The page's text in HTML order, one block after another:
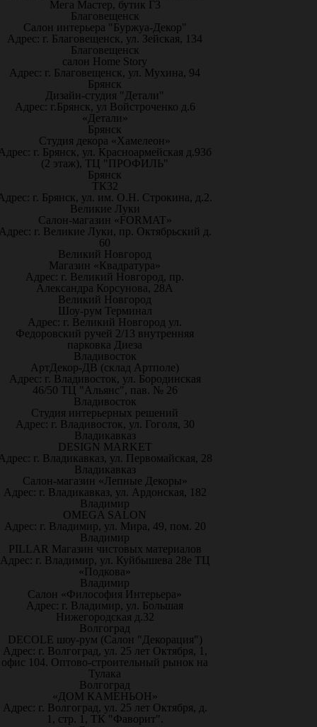
Мега Мастер, бутик Г3
Благовещенск
Салон интерьера "Буржуа-Декор"
Адрес: г. Благовещенск, ул. Зейская, 134
Благовещенск
салон Home Story
Адрес: г. Благовещенск, ул. Мухина, 94
Брянск
Дизайн-студия "Детали"
Адрес: г.Брянск, ул Войстроченко д.6
«Детали»
Брянск
Студия декора «Хамелеон»
г. Брянск, ул. Красноармейская д.93б
(2 этаж), ТЦ "ПРОФИЛЬ"
Брянск
ТК32
г. Брянск, ул. им. О.Н. Строкина, д.2.
Великие Луки
Салон-магазин «FORMAT»
г. Великие Луки, пр. Октябрьский д.
60
Великий Новгород
Магазин «Квадратура»
Адрес: г. Великий Новгород, пр.
Александра Корсунова, 28А
Великий Новгород
Шоу-рум Терминал
Адрес: г. Великий Новгород ул.
Федоровский ручей 2/13 внутренняя
парковка Диеза
Владивосток
АртДекор-ДВ (склад Артполе)
Адрес: г. Владивосток, ул. Бородинская
46/50 ТЦ "Альянс", пав. № 26
Владивосток
Студия интерьерных решений
Адрес: г. Владивосток, ул. Гоголя, 30
Владикавказ
DESIGN MARKET
г. Владикавказ, ул. Первомайская, 28
Владикавказ
Салон-магазин «Лепные Декоры»
Адрес: г. Владикавказ, ул. Ардонская, 182
Владимир
OMEGA SALON
Адрес: г. Владимир, ул. Мира, 49, пом. 20
Владимир
PILLAR Магазин чистовых материалов
Адрес: г. Владимир, ул. Куйбышева 28е ТЦ
«Подкова»
Владимир
Салон «Философия Интерьера»
Адрес: г. Владимир, ул. Большая
Нижегородская д.32
Волгоград
DECOLE шоу-рум (Салон "Декорация")
Адрес: г. Волгоград, ул. 25 лет Октября, 1,
офис 104. Оптово-строительный рынок на
Тулака
Волгоград
«ДОМ КАМЕНЬОН»
Адрес: г. Волгоград, ул. 25 лет Октября, д.
1, стр. 1, ТК "Фаворит".